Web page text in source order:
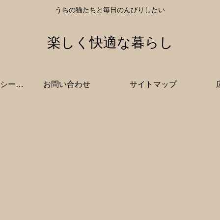
うちの猫たちと毎日のんびりしたい
楽しく快適な暮らし
プライバシーポリシー・免責事項 お問い合わせ サイトマップ